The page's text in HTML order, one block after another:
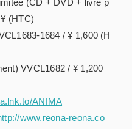
(CD + DVD + livre p
(HTC)
1684 / ¥ 1,600 (H
VVCL1682 / ¥ 1,200
ANIMA
www.reona-reona.co